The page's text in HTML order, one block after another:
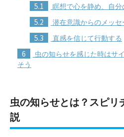
5.1 瞑想で心を静め、自
5.2 潜在意識からのメッセ
5.3 直感を信じて行動する
6
虫の知らせを感じた時はサ
そう
虫の知らせとは？スピリ
説